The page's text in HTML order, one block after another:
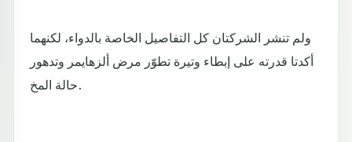
ولم تنشر الشركتان كل التفاصيل الخاصة بالدواء، لكنهما
أكدتا قدرته على إبطاء وتيرة تطوّر مرض ألزهايمر وتدهور
حالة المخ.